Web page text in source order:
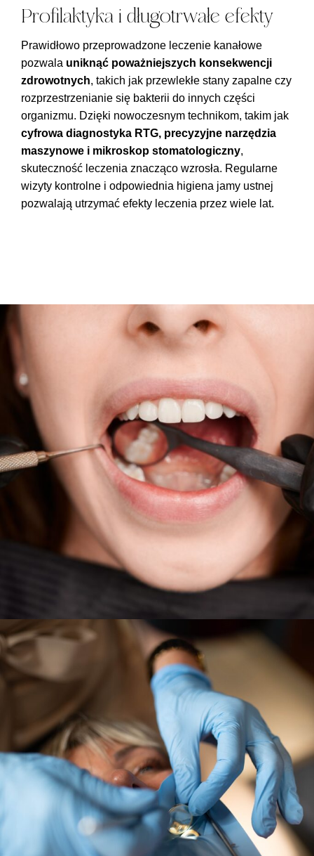
Profilaktyka i długotrwałe efekty
Prawidłowo przeprowadzone leczenie kanałowe
pozwala uniknąć poważniejszych konsekwencji
zdrowotnych, takich jak przewlekłe stany zapalne czy
rozprzestrzenianie się bakterii do innych części
organizmu. Dzięki nowoczesnym technikom, takim jak
cyfrowa diagnostyka RTG, precyzyjne narzędzia
maszynowe i mikroskop stomatologiczny,
skuteczność leczenia znacząco wzrosła. Regularne
wizyty kontrolne i odpowiednia higiena jamy ustnej
pozwalają utrzymać efekty leczenia przez wiele lat.